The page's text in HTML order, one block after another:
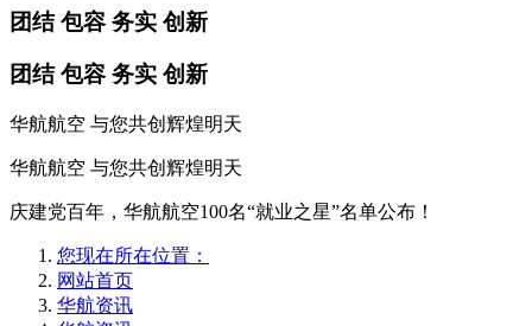
团结 包容 务实 创新
团结 包容 务实 创新
华航航空 与您共创辉煌明天
华航航空 与您共创辉煌明天
庆建党百年，华航航空100名“就业之星”名单公布！
您现在所在位置：
网站首页
华航资讯